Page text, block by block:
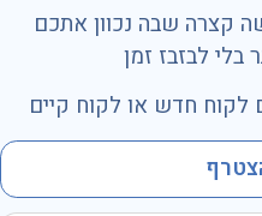
קצרה שבה נכוון אתכם
בלי לבזבז זמן
חדש או לקוח קיים